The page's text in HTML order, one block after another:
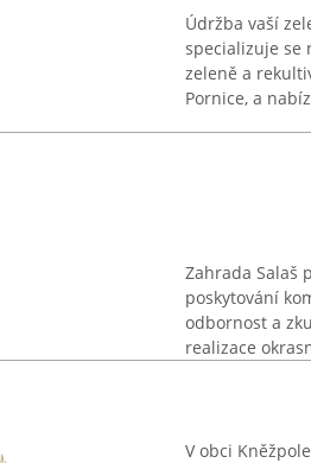
Údržba vaší
specializuje se
zeleně a
Pornice, a
Zahrada Salaš
poskytování
odbornost a
realizace
V obci